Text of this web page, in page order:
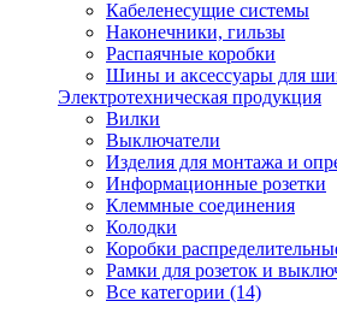
Кабеленесущие системы
Наконечники, гильзы
Распаячные коробки
Шины и аксессуары для
Электротехническая продукция
Вилки
Выключатели
Изделия для монтажа и
Информационные розетки
Клеммные соединения
Колодки
Коробки
Рамки для розеток и
Все категории (14)